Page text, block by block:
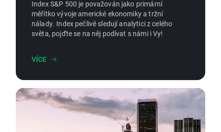
Index S&P 500 je považován jako primární
měřítko vývoje americké ekonomiky a tržní
nálady. Index pečlivě sledují analytici z celého
světa, pojďte se na něj podívat s námi i Vy!
VÍCE